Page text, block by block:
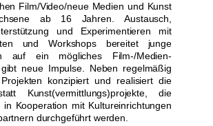
Film/Video/neue Medien und Kunst
ab 16 Jahren. Austausch,
und Experimentieren mit
und Workshops bereitet junge
auf ein mögliches Film-/Medien-
neue Impulse. Neben regelmäßig
konzipiert und realisiert die
Kunst(vermittlungs)projekte, die
Kooperation mit Kultureinrichtungen
durchgeführt werden.